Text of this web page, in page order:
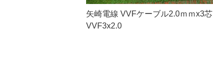
矢崎電線 VVFケーブル2.0ｍｍx3芯
VVF3x2.0